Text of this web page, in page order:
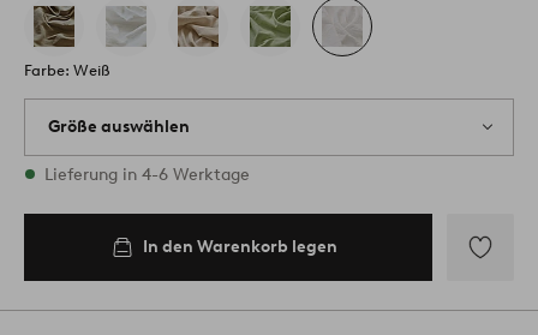
Farbe: Weiß
Größe auswählen
1 Größen vorrätig
Lieferung in 4-6 Werktage
In den Warenkorb legen
Favoriten